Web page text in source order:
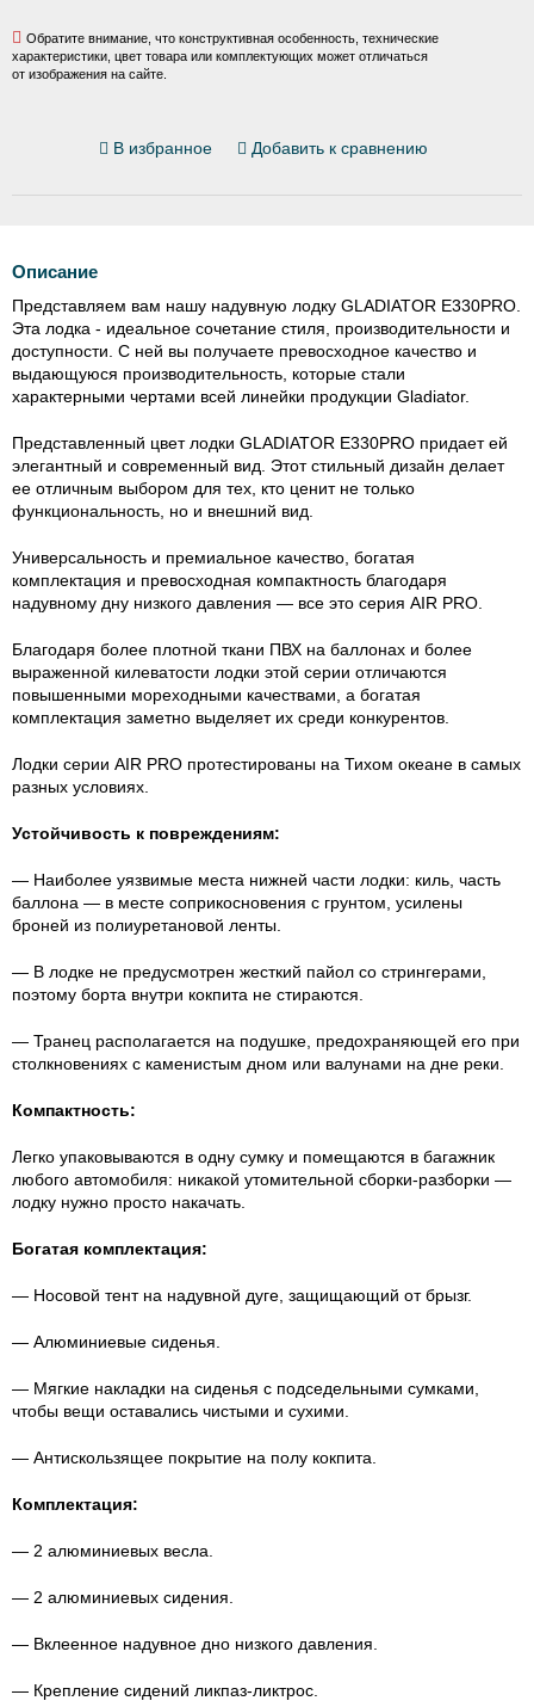
В избранное Добавить к сравнению
Обратите внимание, что конструктивная особенность, технические
характеристики, цвет товара или комплектующих может отличаться
от изображения на сайте.
Описание
Представляем вам нашу надувную лодку GLADIATOR E330PRO.
Эта лодка - идеальное сочетание стиля, производительности и
доступности. С ней вы получаете превосходное качество и
выдающуюся производительность, которые стали
характерными чертами всей линейки продукции Gladiator.
Представленный цвет лодки GLADIATOR E330PRO придает ей
элегантный и современный вид. Этот стильный дизайн делает
ее отличным выбором для тех, кто ценит не только
функциональность, но и внешний вид.
Универсальность и премиальное качество, богатая
комплектация и превосходная компактность благодаря
надувному дну низкого давления — все это серия AIR PRO.
Благодаря более плотной ткани ПВХ на баллонах и более
выраженной килеватости лодки этой серии отличаются
повышенными мореходными качествами, а богатая
комплектация заметно выделяет их среди конкурентов.
Лодки серии AIR PRO протестированы на Тихом океане в самых
разных условиях.
Устойчивость к повреждениям:
— Наиболее уязвимые места нижней части лодки: киль, часть
баллона — в месте соприкосновения с грунтом, усилены
броней из полиуретановой ленты.
— В лодке не предусмотрен жесткий пайол со стрингерами,
поэтому борта внутри кокпита не стираются.
— Транец располагается на подушке, предохраняющей его при
столкновениях с каменистым дном или валунами на дне реки.
Компактность:
Легко упаковываются в одну сумку и помещаются в багажник
любого автомобиля: никакой утомительной сборки-разборки —
лодку нужно просто накачать.
Богатая комплектация:
— Носовой тент на надувной дуге, защищающий от брызг.
— Алюминиевые сиденья.
— Мягкие накладки на сиденья с подседельными сумками,
чтобы вещи оставались чистыми и сухими.
— Антискользящее покрытие на полу кокпита.
Комплектация:
— 2 алюминиевых весла.
— 2 алюминиевых сидения.
— Вклеенное надувное дно низкого давления.
— Крепление сидений ликпаз-ликтрос.